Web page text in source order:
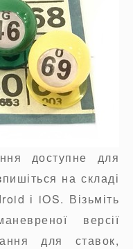
доступне для
на складі
і iOS. Візьміть
версії
для ставок,